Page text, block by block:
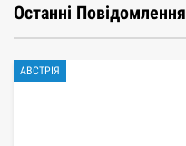
Останні Повідомлення
АВСТРІЯ